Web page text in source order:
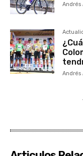
Andrés
Andrés